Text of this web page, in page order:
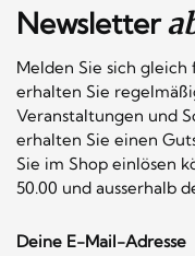
Newsletter
Melden Sie sich
erhalten Sie
Veranstaltungen und
erhalten Sie einen
Sie im Shop einlösen
50.00 und ausserhalb
Deine E-Mail-Adresse